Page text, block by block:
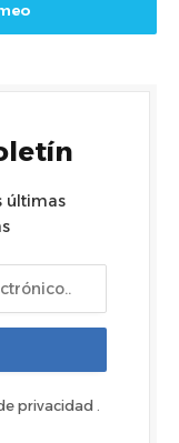
últimas
privacidad .